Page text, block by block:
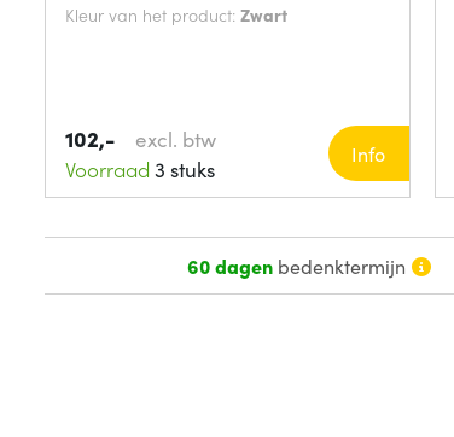
Kleur van het product: Zwart
102,-
excl. btw
Voorraad 3 stuks
Info
60 dagenbedenktermijn